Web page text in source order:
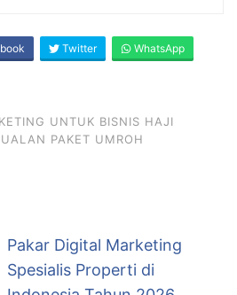
Twitter WhatsApp
UNTUK BISNIS HAJI
PAKET UMROH
Pakar Digital Marketing
Spesialis Properti di